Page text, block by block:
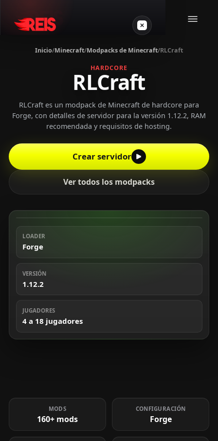
VPS Gamer
Login
Crear servidor
Inicio/Minecraft/Modpacks de Minecraft/RLCraft
HARDCORE
RLCraft
RLCraft es un modpack de Minecraft de hardcore para
Forge, con detalles de servidor para la versión 1.12.2, RAM
recomendada y requisitos de hosting.
Crear servidor
Ver todos los modpacks
LOADER
Forge
VERSIÓN
1.12.2
JUGADORES
4 a 18 jugadores
MODS
160+ mods
CONFIGURACIÓN
Forge